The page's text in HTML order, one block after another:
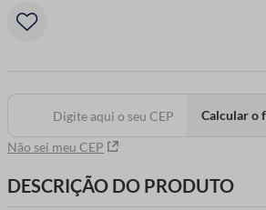
Não sei meu CEP
Calcular o
DESCRIÇÃO DO PRODUTO